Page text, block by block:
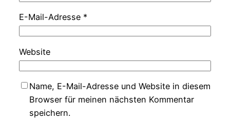
E-Mail-Adresse *
Website
Name, E-Mail-Adresse und Website in diesem
Browser für meinen nächsten Kommentar
speichern.